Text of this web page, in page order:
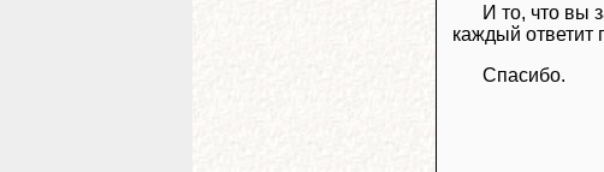
И то, что вы
каждый ответит
Спасибо.